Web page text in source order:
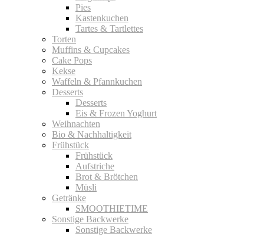
Pies
Kastenkuchen
Tartes & Tartlettes
Torten
Muffins & Cupcakes
Cake Pops
Kekse
Waffeln & Pfannkuchen
Desserts
Desserts
Eis & Frozen Yoghurt
Weihnachten
Bio & Nachhaltigkeit
Frühstück
Frühstück
Aufstriche
Brot & Brötchen
Müsli
Getränke
SMOOTHIETIME
Sonstige Backwerke
Sonstige Backwerke